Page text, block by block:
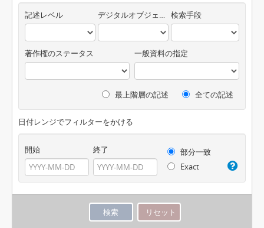
記述レベル デジタルオブジェクトの有無 検索手段
著作権のステータス 一般資料の指定
最上階層の記述 全ての記述
日付レンジでフィルターをかける
開始 終了
部分一致
Exact